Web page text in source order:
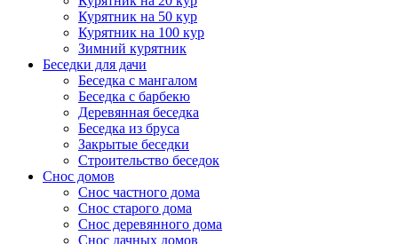
Курятник на 50 кур
Курятник на 100 кур
Зимний курятник
Беседки для дачи
Беседка с мангалом
Беседка с барбекю
Деревянная беседка
Беседка из бруса
Закрытые беседки
Строительство беседок
Снос домов
Снос частного дома
Снос старого дома
Снос деревянного дома
Снос дачных домов